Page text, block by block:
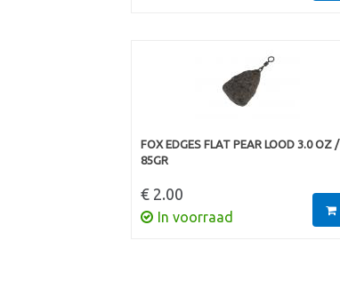
FOX EDGES FLAT PEAR LOOD 3.0 OZ /
85GR
€ 2.00
In voorraad